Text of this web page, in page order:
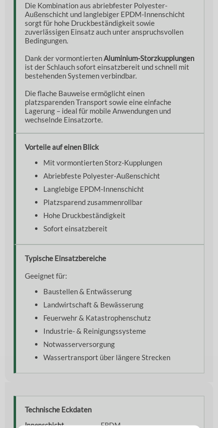
Die Kombination aus abriebfester Polyester-
Außenschicht und langlebiger EPDM-Innenschicht
sorgt für hohe Druckbeständigkeit sowie
zuverlässigen Einsatz auch unter anspruchsvollen
Bedingungen.
Dank der vormontierten Aluminium-Storzkupplungen
ist der Schlauch sofort einsatzbereit und schnell mit
bestehenden Systemen verbindbar.
Die flache Bauweise ermöglicht einen
platzsparenden Transport sowie eine einfache
Lagerung – ideal für mobile Anwendungen und
wechselnde Einsatzorte.
Vorteile auf einen Blick
Mit vormontierten Storz-Kupplungen
Abriebfeste Polyester-Außenschicht
Langlebige EPDM-Innenschicht
Platzsparend zusammenrollbar
Hohe Druckbeständigkeit
Sofort einsatzbereit
Typische Einsatzbereiche
Geeignet für:
Baustellen & Entwässerung
Landwirtschaft & Bewässerung
Feuerwehr & Katastrophenschutz
Industrie- & Reinigungssysteme
Notwasserversorgung
Wassertransport über längere Strecken
Technische Eckdaten
Innenschicht EPDM